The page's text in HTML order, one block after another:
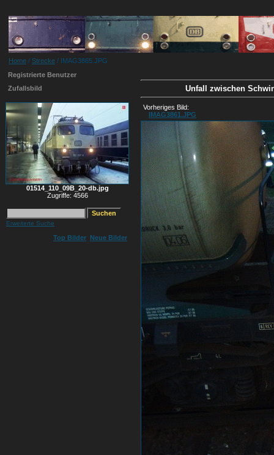
Home / Strecke / IMAG3865.JPG
Registrierte Benutzer
Zufallsbild
01514_110_09B_20-db.jpg
Zugriffe: 4566
Erweiterte Suche
Top Bilder Neue Bilder
Unfall zwischen
Vorheriges Bild:
IMAG3861.JPG